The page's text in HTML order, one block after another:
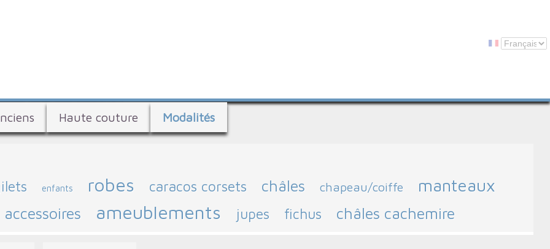
Haute couture Modalités
enfants robes caracos corsets châles chapeau/coiffe manteaux
accessoires ameublements jupes fichus châles cachemire